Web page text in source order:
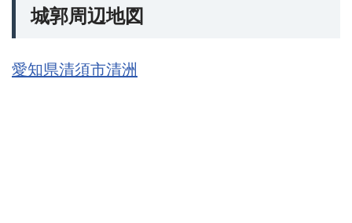
城郭周辺地図
愛知県清須市清洲